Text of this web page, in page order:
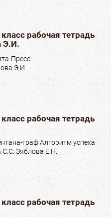
рабочая тетрадь
Э.И.
Пресс
Э.И.
рабочая тетрадь
граф Алгоритм успеха
Зяблова Е.Н.
рабочая тетрадь